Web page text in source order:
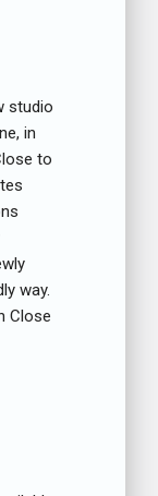
studio
in
to
way.
Close